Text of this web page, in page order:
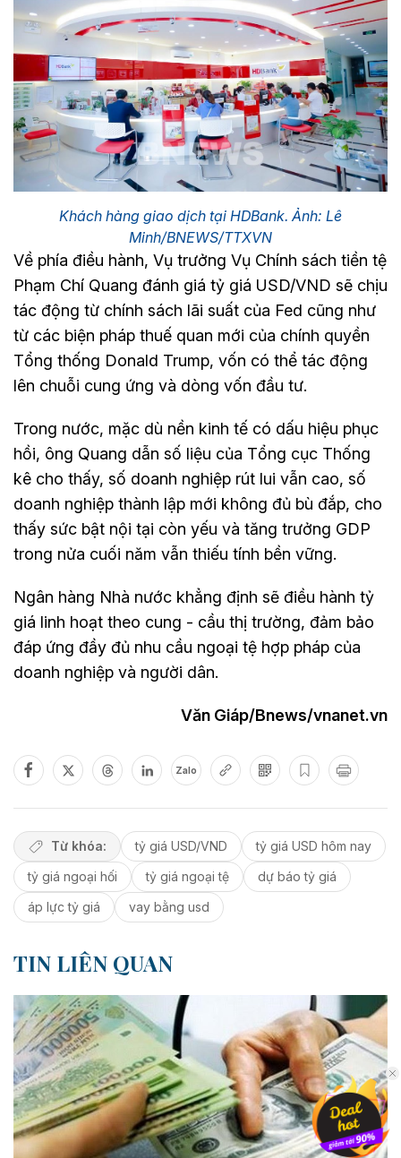
Khách hàng giao dịch tại HDBank. Ảnh: Lê
Minh/BNEWS/TTXVN
Về phía điều hành, Vụ trưởng Vụ Chính sách tiền tệ
Phạm Chí Quang đánh giá tỷ giá USD/VND sẽ chịu
tác động từ chính sách lãi suất của Fed cũng như
từ các biện pháp thuế quan mới của chính quyền
Tổng thống Donald Trump, vốn có thể tác động
lên chuỗi cung ứng và dòng vốn đầu tư.
Trong nước, mặc dù nền kinh tế có dấu hiệu phục
hồi, ông Quang dẫn số liệu của Tổng cục Thống
kê cho thấy, số doanh nghiệp rút lui vẫn cao, số
doanh nghiệp thành lập mới không đủ bù đắp, cho
thấy sức bật nội tại còn yếu và tăng trưởng GDP
trong nửa cuối năm vẫn thiếu tính bền vững.
Ngân hàng Nhà nước khẳng định sẽ điều hành tỷ
giá linh hoạt theo cung - cầu thị trường, đảm bảo
đáp ứng đầy đủ nhu cầu ngoại tệ hợp pháp của
doanh nghiệp và người dân.
Văn Giáp/Bnews/vnanet.vn
Zalo
Từ khóa: tỷ giá USD/VND
tỷ giá USD hôm nay
tỷ giá ngoại hối
tỷ giá ngoại tệ
dự báo tỷ giá
áp lực tỷ giá
vay bằng usd
TIN LIÊN QUAN